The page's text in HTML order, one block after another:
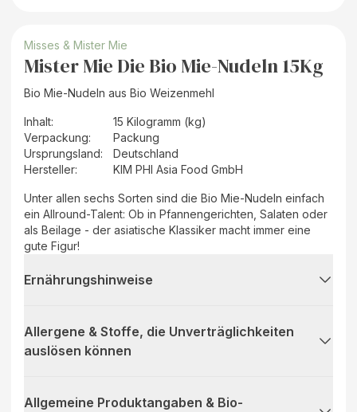
Misses & Mister Mie
Mister Mie Die Bio Mie-Nudeln 15Kg
Bio Mie-Nudeln aus Bio Weizenmehl
Inhalt:
15 Kilogramm (kg)
Verpackung:
Packung
Ursprungsland:
Deutschland
Hersteller: KIM PHI Asia Food GmbH
Unter allen sechs Sorten sind die Bio Mie-Nudeln einfach
ein Allround-Talent: Ob in Pfannengerichten, Salaten oder
als Beilage - der asiatische Klassiker macht immer eine
gute Figur!
Ernährungshinweise
Allergene & Stoffe, die Unverträglichkeiten
auslösen können
Allgemeine Produktangaben & Bio-